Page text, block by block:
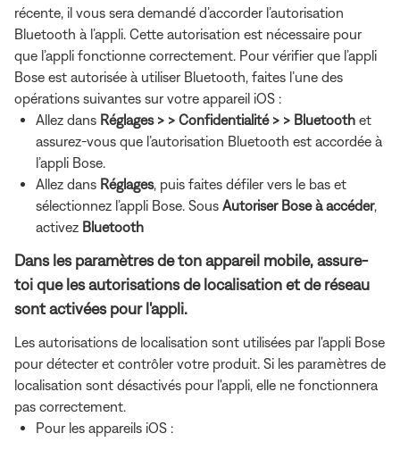
récente, il vous sera demandé d’accorder l’autorisation
Bluetooth à l’appli. Cette autorisation est nécessaire pour
que l’appli fonctionne correctement. Pour vérifier que l’appli
Bose est autorisée à utiliser Bluetooth, faites l’une des
opérations suivantes sur votre appareil iOS :
Allez dans Réglages > > Confidentialité > > Bluetooth et
assurez-vous que l’autorisation Bluetooth est accordée à
l’appli Bose.
Allez dans Réglages, puis faites défiler vers le bas et
sélectionnez l’appli Bose. Sous Autoriser Bose à accéder,
activez Bluetooth
Dans les paramètres de ton appareil mobile, assure-
toi que les autorisations de localisation et de réseau
sont activées pour l'appli.
Les autorisations de localisation sont utilisées par l'appli Bose
pour détecter et contrôler votre produit. Si les paramètres de
localisation sont désactivés pour l'appli, elle ne fonctionnera
pas correctement.
Pour les appareils iOS :